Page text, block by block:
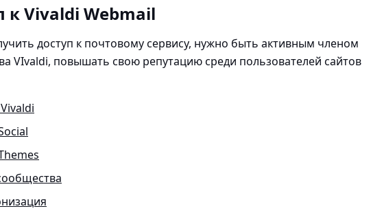
к Vivaldi Webmail
доступ к почтовому сервису, нужно быть активным членом
VIvaldi, повышать свою репутацию среди пользователей сайтов